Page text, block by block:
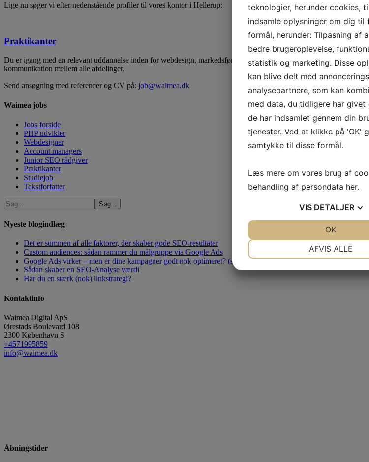
Lige nu søger vi efter nedenstående profiler til vores kontor i Hellerup:
Praktikanter
Du er igang med en relevant uddannelse inden for webdesign, markedsføring og IT og søger en praktikplads.
kommunikation mellem alle afdelinger.
Send ansøgning med referencer og CV på: job@waimea.dk
Waimea jobs
Jobs forside
PHP udvikler
Webdesigner
Account managers
Junior SEO rådgiver
Praktikanter
Studiejob
Tekstforfatter
Nyeste blogindlæg
Det er summen af alle faktorer, der skaber gode SEO-resultater
Custom audiences: sådan rammer du målgruppe via Google Ads
Google Ads virker – men er dine kampagner godt nok optimeret? (se tips)
Sådan skaber en SEO-Analyse værdi
Har du en stærk (nok) linkstrategi?
Kontaktinfo
Waimea Digital ApS
Ørestads Boulevard 108
2300 København S
+4571995859
info@waimea.dk
Åbningstider
teknologier, herunder cookies,
indsamle oplysninger om dig til
formål, herunder: Tilpasning af
bedre brugeroplevelse,
statistik og marketing. Disse
kan blive delt med
analysepartnere, som kan
med data, du tidligere har givet
de har indsamlet gennem din
tjenester. Ved at klikke på 'OK'
samtykke til disse formål.
Læs mere om vores brug af
behandling af persondata her.
VIS DETALJER
AFVIS ALLE
OK